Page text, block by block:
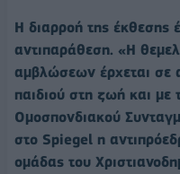
Η διαρροή της έκθεσης
αντιπαράθεση. «Η
αμβλώσεων έρχεται σε
παιδιού στη ζωή και με
Ομοσπονδιακού
στο Spiegel η
ομάδας του